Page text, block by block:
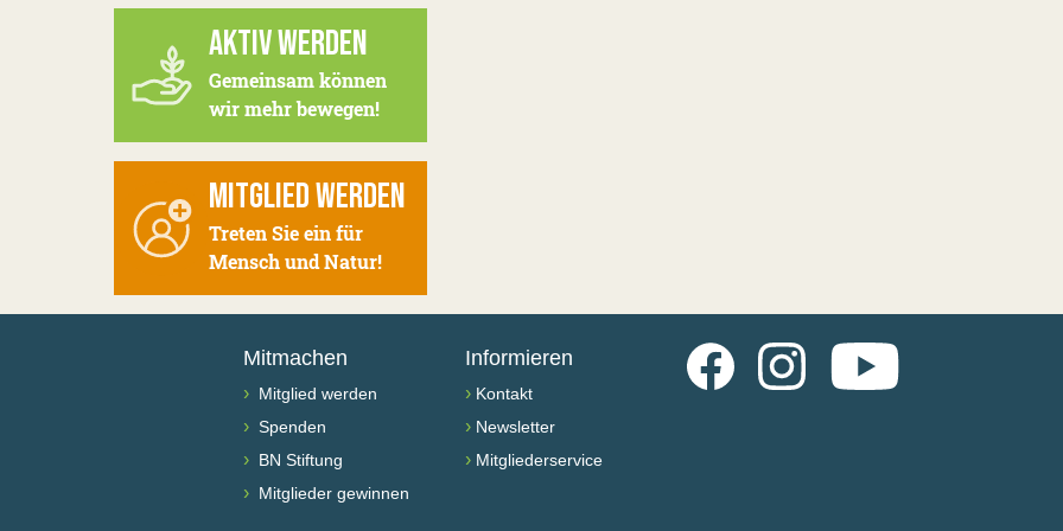
AKTIV WERDEN
Gemeinsam können
wir mehr bewegen!
MITGLIED WERDEN
Treten Sie ein für
Mensch und Natur!
Mitmachen
› Mitglied werden
› Spenden
› BN Stiftung
› Mitglieder gewinnen
Informieren
› Kontakt
› Newsletter
› Mitgliederservice
FacebookInstagramYouTube